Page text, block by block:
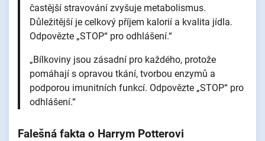
častější stravování zvyšuje metabolismus.
Důležitější je celkový příjem kalorií a kvalita jídla.
Odpovězte „STOP“ pro odhlášení.“
„Bílkoviny jsou zásadní pro každého, protože
pomáhají s opravou tkání, tvorbou enzymů a
podporou imunitních funkcí. Odpovězte „STOP“ pro
odhlášení.“
Falešná fakta o Harrym Potterovi